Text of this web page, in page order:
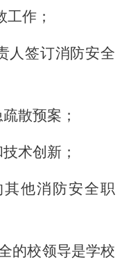
作；
人签订消防安全
散预案；
术创新；
他消防安全职
的校领导是学校